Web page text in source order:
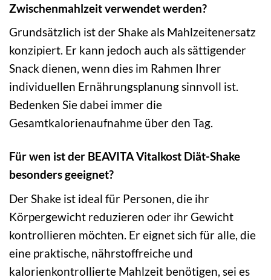
Zwischenmahlzeit verwendet werden?
Grundsätzlich ist der Shake als Mahlzeitenersatz
konzipiert. Er kann jedoch auch als sättigender
Snack dienen, wenn dies im Rahmen Ihrer
individuellen Ernährungsplanung sinnvoll ist.
Bedenken Sie dabei immer die
Gesamtkalorienaufnahme über den Tag.
Für wen ist der BEAVITA Vitalkost Diät-Shake
besonders geeignet?
Der Shake ist ideal für Personen, die ihr
Körpergewicht reduzieren oder ihr Gewicht
kontrollieren möchten. Er eignet sich für alle, die
eine praktische, nährstoffreiche und
kalorienkontrollierte Mahlzeit benötigen, sei es